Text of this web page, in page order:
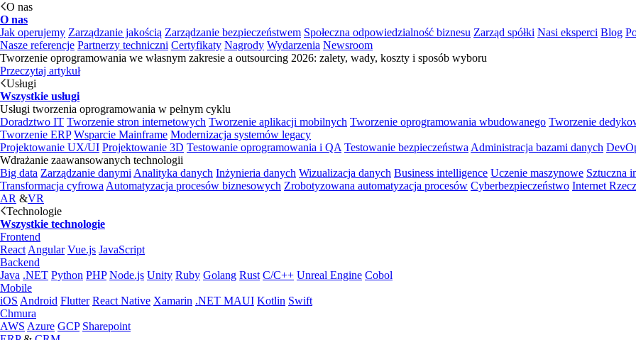
O nas
O nas
Jak operujemy Zarządzanie jakością Zarządzanie bezpieczeństwem Społeczna odpowiedzialność biznesu Zarząd spółki Nasi eksperci Blog
Nasze referencje Partnerzy techniczni Certyfikaty Nagrody Wydarzenia Newsroom
Tworzenie oprogramowania we własnym zakresie a outsourcing 2026: zalety, wady, koszty i sposób wyboru
Przeczytaj artykuł
Usługi
Wszystkie usługi
Usługi tworzenia oprogramowania w pełnym cyklu
Doradztwo IT Tworzenie stron internetowych Tworzenie aplikacji mobilnych Tworzenie oprogramowania wbudowanego Tworzenie
Tworzenie ERP Wsparcie Mainframe Modernizacja systemów legacy
Projektowanie UX/UI Projektowanie 3D Testowanie oprogramowania i QA Testowanie bezpieczeństwa Administracja bazami danych
Wdrażanie zaawansowanych technologii
Big data Zarządzanie danymi Analityka danych Inżynieria danych Wizualizacja danych Business intelligence Uczenie maszynowe Sztuczna
Transformacja cyfrowa Automatyzacja procesów biznesowych Zrobotyzowana automatyzacja procesów Cyberbezpieczeństwo Internet
AR &VR
Technologie
Wszystkie technologie
Frontend
React Angular Vue.js JavaScript
Backend
Java .NET Python PHP Node.js Unity Ruby Golang Rust C/C++ Unreal Engine Cobol
Mobile
iOS Android Flutter React Native Xamarin .NET MAUI Kotlin Swift
Chmura
AWS Azure GCP Sharepoint